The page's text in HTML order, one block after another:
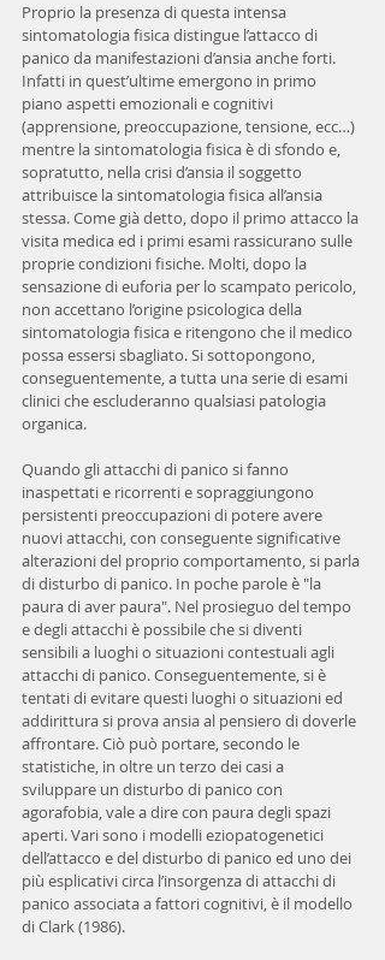
Proprio la presenza di questa intensa
sintomatologia fisica distingue l’attacco di
panico da manifestazioni d’ansia anche forti.
Infatti in quest’ultime emergono in primo
piano aspetti emozionali e cognitivi
(apprensione, preoccupazione, tensione, ecc…)
mentre la sintomatologia fisica è di sfondo e,
sopratutto, nella crisi d’ansia il soggetto
attribuisce la sintomatologia fisica all’ansia
stessa. Come già detto, dopo il primo attacco la
visita medica ed i primi esami rassicurano sulle
proprie condizioni fisiche. Molti, dopo la
sensazione di euforia per lo scampato pericolo,
non accettano l’origine psicologica della
sintomatologia fisica e ritengono che il medico
possa essersi sbagliato. Si sottopongono,
conseguentemente, a tutta una serie di esami
clinici che escluderanno qualsiasi patologia
organica.
Quando gli attacchi di panico si fanno
inaspettati e ricorrenti e sopraggiungono
persistenti preoccupazioni di potere avere
nuovi attacchi, con conseguente significative
alterazioni del proprio comportamento, si parla
di disturbo di panico. In poche parole è "la
paura di aver paura". Nel prosieguo del tempo
e degli attacchi è possibile che si diventi
sensibili a luoghi o situazioni contestuali agli
attacchi di panico. Conseguentemente, si è
tentati di evitare questi luoghi o situazioni ed
addirittura si prova ansia al pensiero di doverle
affrontare. Ciò può portare, secondo le
statistiche, in oltre un terzo dei casi a
sviluppare un disturbo di panico con
agorafobia, vale a dire con paura degli spazi
aperti. Vari sono i modelli eziopatogenetici
dell’attacco e del disturbo di panico ed uno dei
più esplicativi circa l’insorgenza di attacchi di
panico associata a fattori cognitivi, è il modello
di Clark (1986).